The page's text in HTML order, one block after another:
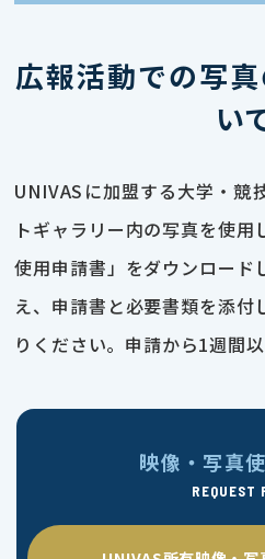
広報活動での写
い
UNIVASに加盟する大学・競
トギャラリー内の写真を使
使用申請書」をダウンロード
え、申請書と必要書類を添付
りください。申請から1週間
映像・写真
REQUEST